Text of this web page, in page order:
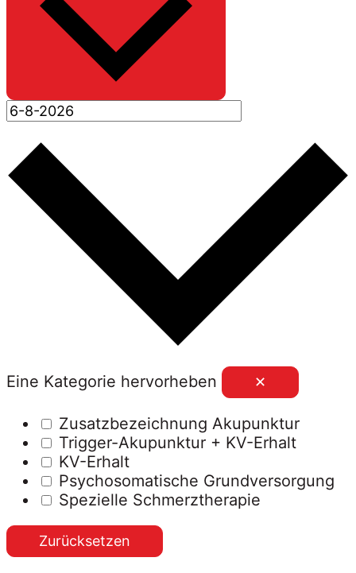
Eine Kategorie hervorheben ✕
Zusatzbezeichnung Akupunktur
Trigger-Akupunktur + KV-Erhalt
KV-Erhalt
Psychosomatische Grundversorgung
Spezielle Schmerztherapie
Zurücksetzen